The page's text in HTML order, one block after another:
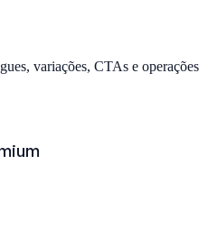
variações, CTAs e operações